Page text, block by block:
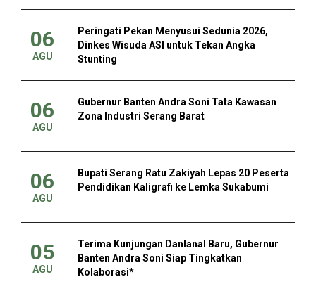
06
AGU
Peringati Pekan Menyusui Sedunia 2026,
Dinkes Wisuda ASI untuk Tekan Angka
Stunting
06
AGU
Gubernur Banten Andra Soni Tata Kawasan
Zona Industri Serang Barat
06
AGU
Bupati Serang Ratu Zakiyah Lepas 20 Peserta
Pendidikan Kaligrafi ke Lemka Sukabumi
05
AGU
Terima Kunjungan Danlanal Baru, Gubernur
Banten Andra Soni Siap Tingkatkan
Kolaborasi*